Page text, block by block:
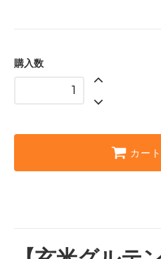
購入数
カー